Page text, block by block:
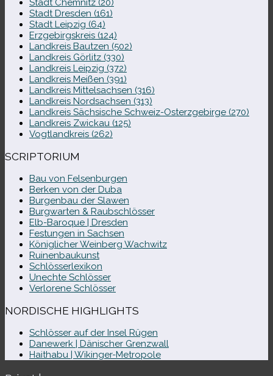
Stadt Chemnitz (20)
Stadt Dresden (161)
Stadt Leipzig (64)
Erzgebirgskreis (124)
Landkreis Bautzen (502)
Landkreis Görlitz (330)
Landkreis Leipzig (372)
Landkreis Meißen (391)
Landkreis Mittelsachsen (316)
Landkreis Nordsachsen (313)
Landkreis Sächsische Schweiz-​Osterzgebirge (270)
Landkreis Zwickau (125)
Vogtlandkreis (262)
SCRIPTORIUM
Bau von Felsenburgen
Berken von der Duba
Burgenbau der Slawen
Burgwarten & Raubschlösser
Elb-​Baroque | Dresden
Festungen in Sachsen
Königlicher Weinberg Wachwitz
Ruinenbaukunst
Schlösserlexikon
Unechte Schlösser
Verlorene Schlösser
NORDISCHE HIGHLIGHTS
Schlösser auf der Insel Rügen
Danewerk | Dänischer Grenzwall
Haithabu | Wikinger-Metropole